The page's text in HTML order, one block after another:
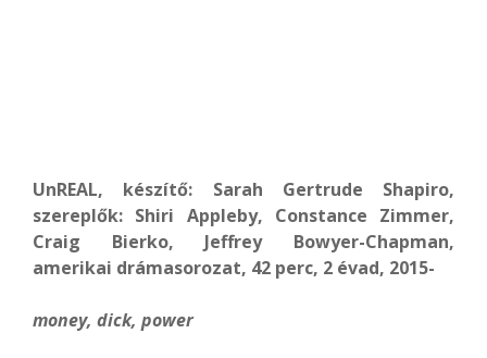
UnREAL, készítő: Sarah Gertrude Shapiro,
szereplők: Shiri Appleby, Constance Zimmer,
Craig Bierko, Jeffrey Bowyer-Chapman,
amerikai drámasorozat, 42 perc, 2 évad, 2015-
money, dick, power